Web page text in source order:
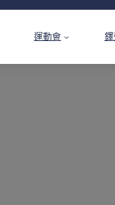
運動會